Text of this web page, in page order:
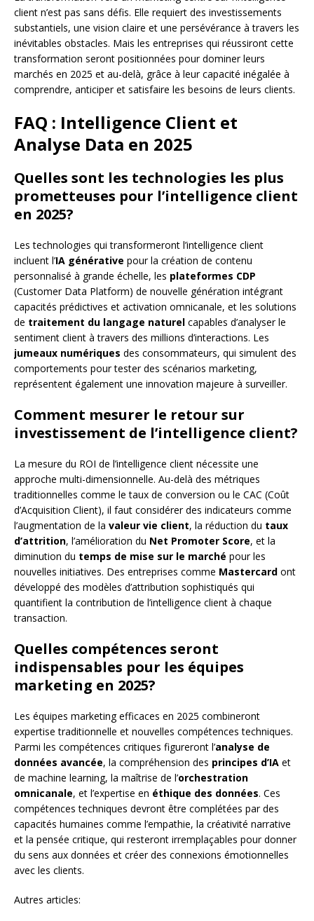
client n’est pas sans défis. Elle requiert des investissements
substantiels, une vision claire et une persévérance à travers les
inévitables obstacles. Mais les entreprises qui réussiront cette
transformation seront positionnées pour dominer leurs
marchés en 2025 et au-delà, grâce à leur capacité inégalée à
comprendre, anticiper et satisfaire les besoins de leurs clients.
FAQ : Intelligence Client et
Analyse Data en 2025
Quelles sont les technologies les plus
prometteuses pour l’intelligence client
en 2025?
Les technologies qui transformeront l’intelligence client
incluent l’IA générative pour la création de contenu
personnalisé à grande échelle, les plateformes CDP
(Customer Data Platform) de nouvelle génération intégrant
capacités prédictives et activation omnicanale, et les solutions
de traitement du langage naturel capables d’analyser le
sentiment client à travers des millions d’interactions. Les
jumeaux numériques des consommateurs, qui simulent des
comportements pour tester des scénarios marketing,
représentent également une innovation majeure à surveiller.
Comment mesurer le retour sur
investissement de l’intelligence client?
La mesure du ROI de l’intelligence client nécessite une
approche multi-dimensionnelle. Au-delà des métriques
traditionnelles comme le taux de conversion ou le CAC (Coût
d’Acquisition Client), il faut considérer des indicateurs comme
l’augmentation de la valeur vie client, la réduction du taux
d’attrition, l’amélioration du Net Promoter Score, et la
diminution du temps de mise sur le marché pour les
nouvelles initiatives. Des entreprises comme Mastercard ont
développé des modèles d’attribution sophistiqués qui
quantifient la contribution de l’intelligence client à chaque
transaction.
Quelles compétences seront
indispensables pour les équipes
marketing en 2025?
Les équipes marketing efficaces en 2025 combineront
expertise traditionnelle et nouvelles compétences techniques.
Parmi les compétences critiques figureront l’analyse de
données avancée, la compréhension des principes d’IA et
de machine learning, la maîtrise de l’orchestration
omnicanale, et l’expertise en éthique des données. Ces
compétences techniques devront être complétées par des
capacités humaines comme l’empathie, la créativité narrative
et la pensée critique, qui resteront irremplaçables pour donner
du sens aux données et créer des connexions émotionnelles
avec les clients.
Autres articles: